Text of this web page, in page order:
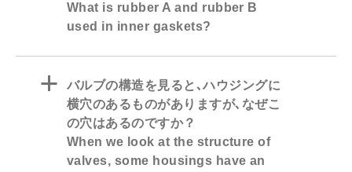
What is rubber A and rubber B
used in inner gaskets?
a
バルブの構造を見ると､ハウジングに
横穴のあるものがありますが､なぜこ
の穴はあるのですか？
When we look at the structure of
valves, some housings have an